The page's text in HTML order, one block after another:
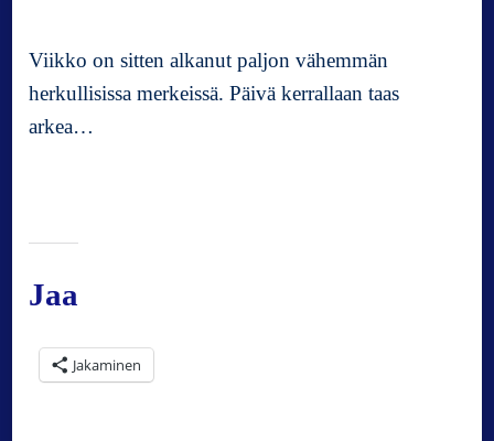
Viikko on sitten alkanut paljon vähemmän
herkullisissa merkeissä. Päivä kerrallaan taas
arkea…
Jaa
Jakaminen